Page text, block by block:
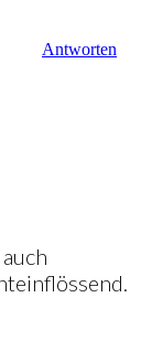
Antworten